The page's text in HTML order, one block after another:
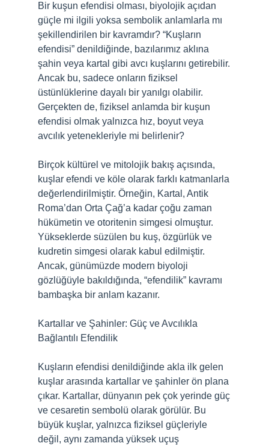
Bir kuşun efendisi olması, biyolojik açıdan
güçle mi ilgili yoksa sembolik anlamlarla mı
şekillendirilen bir kavramdır? “Kuşların
efendisi” denildiğinde, bazılarımız aklına
şahin veya kartal gibi avcı kuşlarını getirebilir.
Ancak bu, sadece onların fiziksel
üstünlüklerine dayalı bir yanılgı olabilir.
Gerçekten de, fiziksel anlamda bir kuşun
efendisi olmak yalnızca hız, boyut veya
avcılık yetenekleriyle mi belirlenir?
Birçok kültürel ve mitolojik bakış açısında,
kuşlar efendi ve köle olarak farklı katmanlarla
değerlendirilmiştir. Örneğin, Kartal, Antik
Roma’dan Orta Çağ’a kadar çoğu zaman
hükümetin ve otoritenin simgesi olmuştur.
Yükseklerde süzülen bu kuş, özgürlük ve
kudretin simgesi olarak kabul edilmiştir.
Ancak, günümüzde modern biyoloji
gözlüğüyle bakıldığında, “efendilik” kavramı
bambaşka bir anlam kazanır.
Kartallar ve Şahinler: Güç ve Avcılıkla
Bağlantılı Efendilik
Kuşların efendisi denildiğinde akla ilk gelen
kuşlar arasında kartallar ve şahinler ön plana
çıkar. Kartallar, dünyanın pek çok yerinde güç
ve cesaretin sembolü olarak görülür. Bu
büyük kuşlar, yalnızca fiziksel güçleriyle
değil, aynı zamanda yüksek uçuş